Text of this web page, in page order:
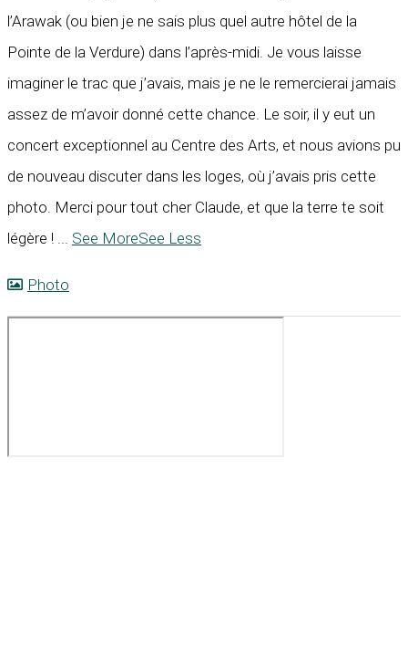
l’Arawak (ou bien je ne sais plus quel autre hôtel de la
Pointe de la Verdure) dans l’après-midi. Je vous laisse
imaginer le trac que j’avais, mais je ne le remercierai jamais
assez de m’avoir donné cette chance. Le soir, il y eut un
concert exceptionnel au Centre des Arts, et nous avions pu
de nouveau discuter dans les loges, où j’avais pris cette
photo. Merci pour tout cher Claude, et que la terre te soit
légère !
See MoreSee Less
Photo